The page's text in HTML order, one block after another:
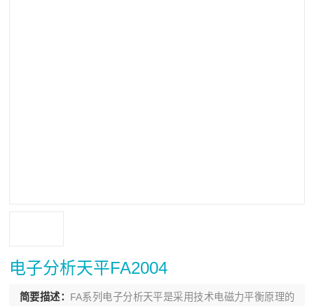
电子分析天平FA2004
简要描述： FA系列电子分析天平是采用技术电磁力平衡原理的